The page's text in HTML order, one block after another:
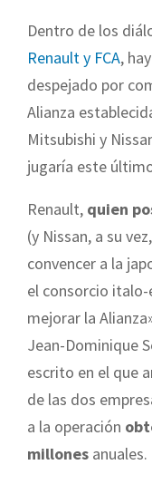
Dentro de los
Renault y FCA,
despejado por
Alianza
Mitsubishi y
jugaría este
Renault, quien
(y Nissan, a su
convencer a la
el consorcio
mejorar la
Jean-Dominique
escrito en el que
de las dos
a la operación
millones anuales.